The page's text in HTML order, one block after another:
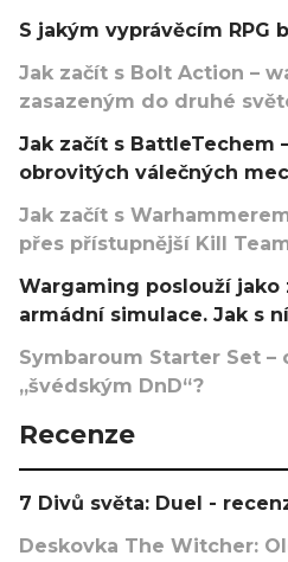
S jakým vyprávěcím RPG
Jak začít s Bolt Action –
zasazeným do druhé
Jak začít s BattleTechem
obrovitých válečných
Jak začít s
přes přístupnější Kill
Wargaming poslouží jako
armádní simulace. Jak s
Symbaroum Starter Set –
„švédským DnD“?
Recenze
7 Divů světa: Duel -
Deskovka The Witcher: